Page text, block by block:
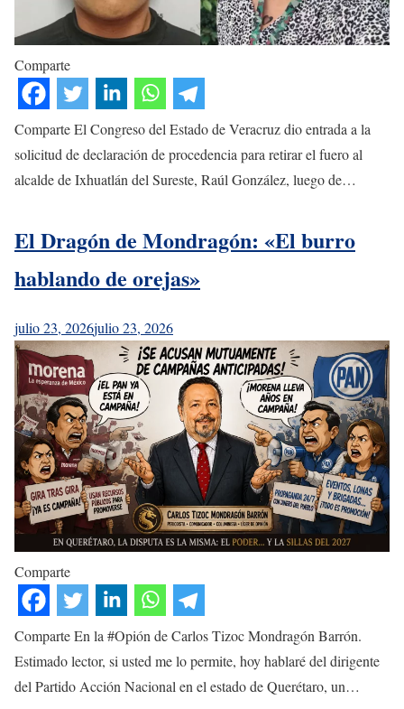
Comparte
Comparte El Congreso del Estado de Veracruz dio entrada a la
solicitud de declaración de procedencia para retirar el fuero al
alcalde de Ixhuatlán del Sureste, Raúl González, luego de…
El Dragón de Mondragón: «El burro
hablando de orejas»
julio 23, 2026julio 23, 2026
Comparte
Comparte En la #Opión de Carlos Tizoc Mondragón Barrón.
Estimado lector, si usted me lo permite, hoy hablaré del dirigente
del Partido Acción Nacional en el estado de Querétaro, un…